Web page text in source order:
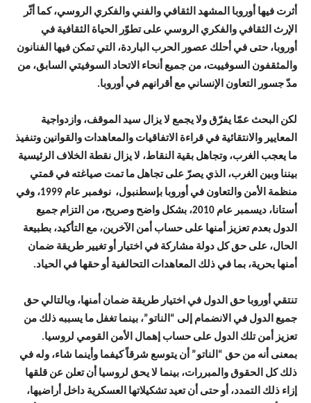
أثرت فيها أوروبا المشهد الثقافي والفني والفكري الروسي، كما أثّر
الإرث الثقافي والفكري الروسي على تطوّر الحياة الثقافية في
أوروبا، حتى في أحلك عصور الحرب الباردة، التي تمكن فيها الفنانون
والمثقفون السوفييت، من جميع أنحاء الاتحاد السوفيتي السابق، من
مدّ جسور التعاون الإنساني مع أقرانهم في أوروبا.
لكن البحث عمّا يفرّق ولا يجمع لا يزال سيد الموقف، وازدواجية
المعايير والانتقائية في قراءة الاتفاقيات والمعاهدات والقوانين وتنفيذ
ما يعجب الغرب، وتجاهل بقية النقاط، لا يزال نقطة الخلاف الرئيسية
بيننا وبين الغرب، الذي يصرّ على تجاهل ما تمت صياغته في قمتي
منظمة الأمن والتعاون في أوروبا بإسطنبول، نوفمبر عام 1999، وفي
أستانا، ديسمبر عام 2010، بشكل واضح وصريح، من التزام جميع
الدول بعدم تعزيز أمنها على حساب أمن الآخرين، مع التأكيد، بطبيعة
الحال، على حق كل دولة مشاركة في اختيار أو تغيير طريقة ضمان
أمنها بحرية، بما في ذلك المعاهدات التحالفية أو حقها في الحياد.
تنتقي أوروبا حق الدول في اختيار طريقة ضمان أمنها، وبالتالي حق
جميع الدول في الانضمام إلى “الناتو”، بينما تغفل ما يسببه ذلك من
تعزيز أمن تلك الدول على حساب إهمال الأمن القومي لروسيا.
بمعنى أنه من حق “الناتو” أن يتوسع شرقاً كيفما وأينما شاء، وله في
ذلك كل الحقوق والمبررات، بينما لا يحق لروسيا أن تعلن عن قلقها
إزاء ذلك التمدد، أو حتى أن تعيد تشكيلاتها العسكرية داخل أراضيها،